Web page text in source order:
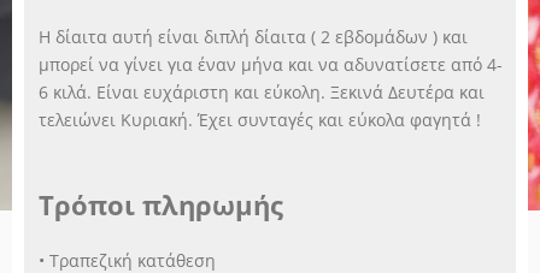
Η δίαιτα αυτή είναι διπλή δίαιτα ( 2 εβδομάδων ) και
μπορεί να γίνει για έναν μήνα και να αδυνατίσετε από 4-
6 κιλά. Είναι ευχάριστη και εύκολη. Ξεκινά Δευτέρα και
τελειώνει Κυριακή. Έχει συνταγές και εύκολα φαγητά !
Τρόποι πληρωμής
• Τραπεζική κατάθεση